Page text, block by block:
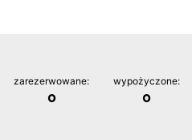
zarezerwowane:
0
wypożyczone:
0